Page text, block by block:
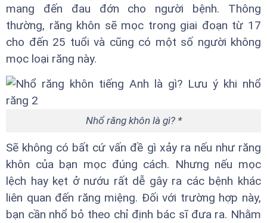
mang đến đau đớn cho người bệnh. Thông
thường, răng khôn sẽ mọc trong giai đoạn từ 17
cho đến 25 tuổi và cũng có một số người không
mọc loại răng này.
Nhổ răng khôn là gì? *
Sẽ không có bất cứ vấn đề gì xảy ra nếu như răng
khôn của bạn mọc đúng cách. Nhưng nếu mọc
lệch hay kẹt ở nướu rất dễ gây ra các bệnh khác
liên quan đến răng miệng. Đối với trường hợp này,
bạn cần nhổ bỏ theo chỉ định bác sĩ đưa ra. Nhằm